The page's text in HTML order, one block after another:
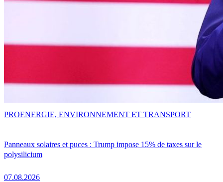
Panneaux solaires et puces : Trump impose 15% de taxes sur le
polysilicium
07.08.2026
PROENERGIE, ENVIRONNEMENT ET TRANSPORT